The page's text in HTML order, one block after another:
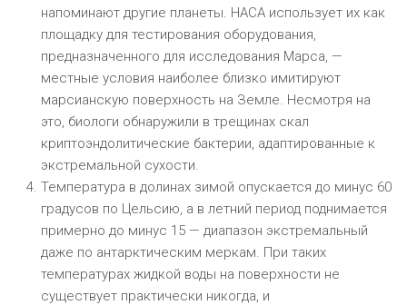
напоминают другие планеты. НАСА использует их как
площадку для тестирования оборудования,
предназначенного для исследования Марса, —
местные условия наиболее близко имитируют
марсианскую поверхность на Земле. Несмотря на
это, биологи обнаружили в трещинах скал
криптоэндолитические бактерии, адаптированные к
экстремальной сухости.
Температура в долинах зимой опускается до минус 60
градусов по Цельсию, а в летний период поднимается
примерно до минус 15 — диапазон экстремальный
даже по антарктическим меркам. При таких
температурах жидкой воды на поверхности не
существует практически никогда, и